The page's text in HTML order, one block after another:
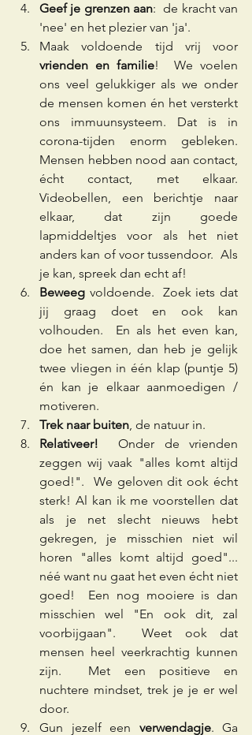
Geef je grenzen aan:  de kracht van
'nee' en het plezier van 'ja'.
vrienden en familie!  We voelen
ons veel gelukkiger als we onder
de mensen komen én het versterkt
ons immuunsysteem. Dat is in
corona-tijden enorm gebleken.
Mensen hebben nood aan contact,
écht contact, met elkaar.
Videobellen, een berichtje naar
elkaar, dat zijn goede
lapmiddeltjes voor als het niet
anders kan of voor tussendoor.  Als
je kan, spreek dan echt af!
Beweeg voldoende.  Zoek iets dat
jij graag doet en ook kan
volhouden.  En als het even kan,
doe het samen, dan heb je gelijk
twee vliegen in één klap (puntje 5)
én kan je elkaar aanmoedigen /
motiveren.
Trek naar buiten, de natuur in.
Relativeer! Onder de vrienden
zeggen wij vaak "alles komt altijd
goed!".  We geloven dit ook écht
sterk! Al kan ik me voorstellen dat
als je net slecht nieuws hebt
gekregen, je misschien niet wil
horen "alles komt altijd goed"...
néé want nu gaat het even écht niet
goed!  Een nog mooiere is dan
misschien wel "En ook dit, zal
voorbijgaan".  Weet ook dat
mensen heel veerkrachtig kunnen
zijn.  Met een positieve en
nuchtere mindset, trek je je er wel
door.
Gun jezelf een verwendagje. Ga